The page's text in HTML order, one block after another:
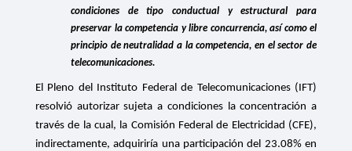
condiciones de tipo conductual y estructural para
preservar la competencia y libre concurrencia, así como el
principio de neutralidad a la competencia, en el sector de
telecomunicaciones.
El Pleno del Instituto Federal de Telecomunicaciones (IFT)
resolvió autorizar sujeta a condiciones la concentración a
través de la cual, la Comisión Federal de Electricidad (CFE),
indirectamente, adquiriría una participacióndel 23.08% en